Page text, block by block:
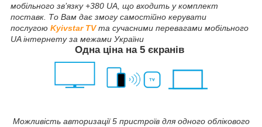
мобільного зв’язку +380 UA, що входить у комплект
поставк. То Вам дає змогу самостійно керувати
послугою Kyivstar TVта сучасними перевагами мобільного
UA інтернету за межами України
Одна ціна на 5 єкранів
Можливість авторизації 5 пристроїв для одного облікового